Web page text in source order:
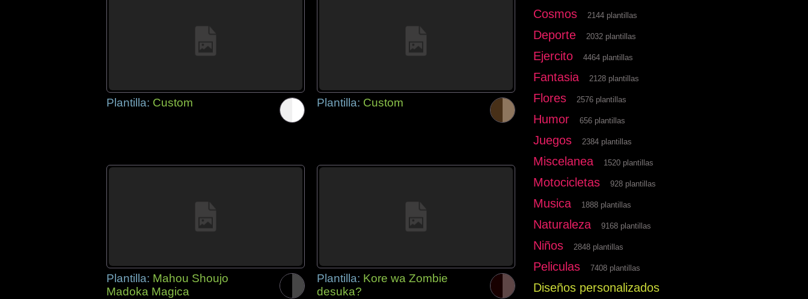
Plantilla: Custom Plantilla: Custom
Plantilla: Mahou Shoujo
Madoka Magica
Plantilla: Kore wa Zombie
desuka?
Cosmos 2144 plantillas
Deporte 2032 plantillas
Ejercito 4464 plantillas
Fantasia 2128 plantillas
Flores 2576 plantillas
Humor 656 plantillas
Juegos 2384 plantillas
Miscelanea 1520 plantillas
Motocicletas 928 plantillas
Musica 1888 plantillas
Naturaleza 9168 plantillas
Niños 2848 plantillas
Peliculas 7408 plantillas
Diseños personalizados